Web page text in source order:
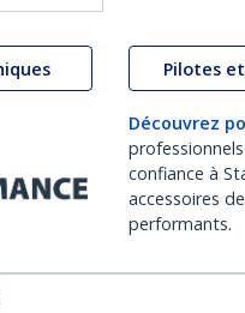
Pilotes
Découvrez
confiance à
accessoires
performants.